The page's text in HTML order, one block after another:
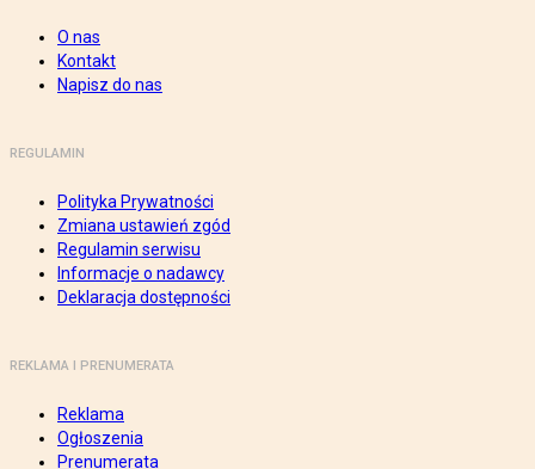
O nas
Kontakt
Napisz do nas
REGULAMIN
Polityka Prywatności
Zmiana ustawień zgód
Regulamin serwisu
Informacje o nadawcy
Deklaracja dostępności
REKLAMA I PRENUMERATA
Reklama
Ogłoszenia
Prenumerata